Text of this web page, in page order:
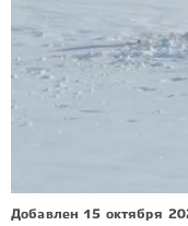
Добавлен 15 октября